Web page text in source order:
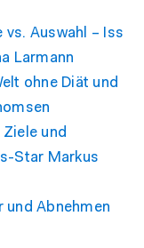
Auswahl – Iss
Larmann
ohne Diät und
und
Star Markus
Abnehmen